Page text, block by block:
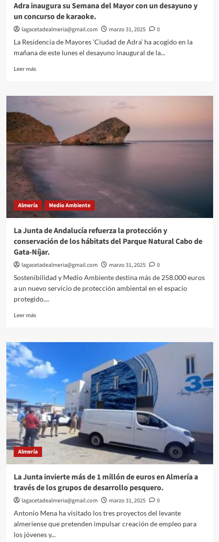
Adra inaugura su Semana del Mayor con un desayuno y
un concurso de karaoke.
lagacetadealmeria@gmail.com marzo 31, 2025
0
La Residencia de Mayores ‘Ciudad de Adra’ ha acogido en la
mañana de este lunes el desayuno inaugural de la...
Leer másLeer
Adra
Semana
del
Mayor
con
concurso
de
karaoke.
Almería Medio Ambiente
La Junta de Andalucía refuerza la protección y
conservación de los hábitats del Parque Natural Cabo de
Gata-Níjar.
lagacetadealmeria@gmail.com marzo 31, 2025
0
Sostenibilidad y Medio Ambiente destina más de 258.000 euros
a un nuevo servicio de protección ambiental en el espacio
protegido....
Leer másLeer
La
de
Andalucía
refuerza
protección
y
conservación
de
los
del
Parque
Cabo
de
Gata-
Almería
La Junta invierte más de 1 millón de euros en Almería a
través de los grupos de desarrollo pesquero.
lagacetadealmeria@gmail.com marzo 31, 2025
0
Antonio Mena ha visitado los tres proyectos del levante
almeriense que pretenden impulsar creación de empleo para
los jóvenes y...